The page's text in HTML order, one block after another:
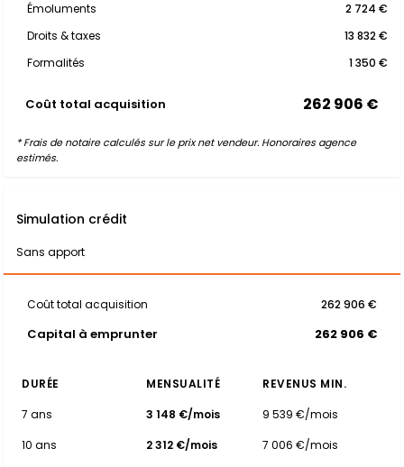
Émoluments
2 724 €
Droits & taxes
13 832 €
Formalités
1 350 €
Coût total acquisition 262 906 €
* Frais de notaire calculés sur le prix net vendeur. Honoraires agence
estimés.
Simulation crédit
Sans apport
Coût total acquisition 262 906 €
Capital à emprunter 262 906 €
DURÉE MENSUALITÉ
REVENUS MIN.
7 ans
3 148 €/mois
9 539 €/mois
10 ans
2 312 €/mois
7 006 €/mois